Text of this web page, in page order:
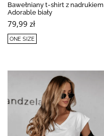
Bawełniany t-shirt z nadrukiem
Adorable biały
79,99 zł
ONE SIZE